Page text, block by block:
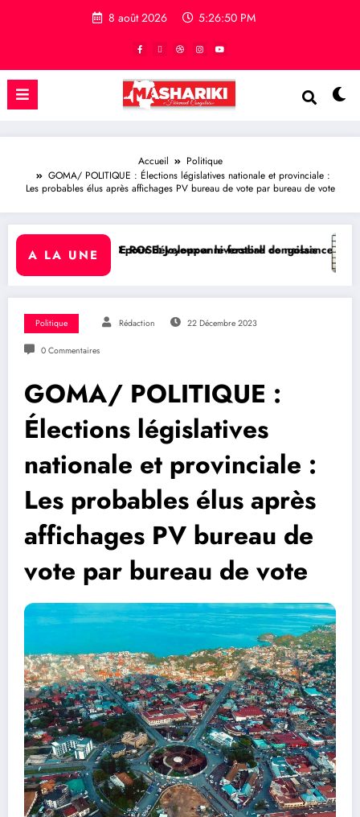
8 août 2026 5:26:51 PM
Accueil
Politique
GOMA/ POLITIQUE : Élections législatives nationale et provinciale :
Les probables élus après affichages PV bureau de vote par bureau de vote
A LA UNE
développer le football congolais
Joyeux anniversaire de naissance à l’Honorable Amato
RDC/ SPORT : Laetitia
Politique Rédaction 22 Décembre 2023
0 Commentaires
GOMA/ POLITIQUE :
Élections législatives
nationale et provinciale :
Les probables élus après
affichages PV bureau de
vote par bureau de vote